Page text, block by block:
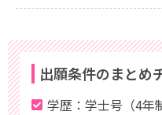
出願条件のまとめ
学歴：学士号（4年